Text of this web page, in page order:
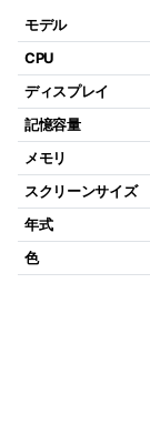
モデル
CPU
ディスプレイ
記憶容量
メモリ
スクリーンサイズ
年式
色